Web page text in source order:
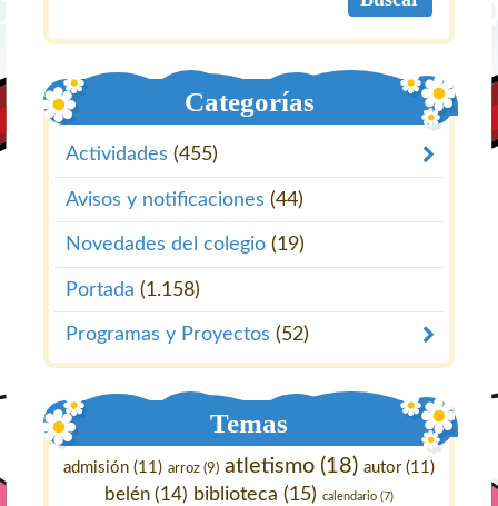
Categorías
Actividades (455)
Avisos y notificaciones (44)
Novedades del colegio (19)
Portada (1.158)
Programas y Proyectos (52)
Temas
admisión (11) arroz (9) atletismo (18) autor(11)
belén (14) biblioteca (15) calendario (7)